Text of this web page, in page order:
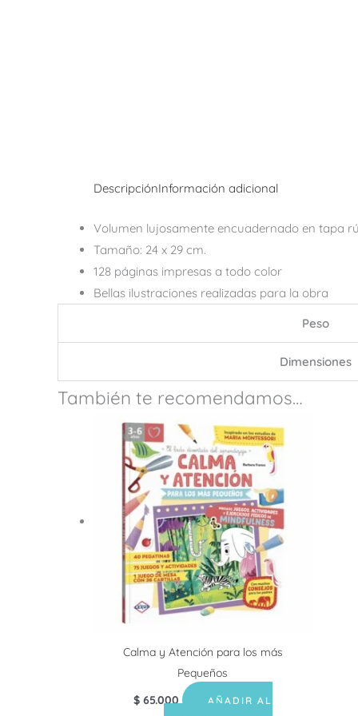
DescripciónInformación adicional
Volumen lujosamente encuadernado en tapa
Tamaño: 24 x 29 cm.
128 páginas impresas a todo color
Bellas ilustraciones realizadas para la obra
Peso
Dimensiones
También te recomendamos…
Calma y Atención para los más
Pequeños
$65.000
AÑADIR AL